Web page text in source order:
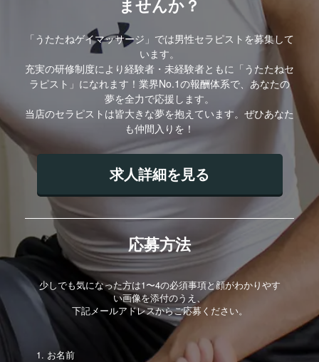
ませんか？
「うたたねゲイマッサージ」では男性セラピストを募集して
います。
充実の研修制度により経験者・未経験者ともに「うたたねセ
ラピスト」になれます！業界No.1の報酬体系で、あなたの
夢を全力で応援します。
当店のセラピストは皆大きな夢を抱えています。ぜひあなた
も仲間入りを！
求人詳細を見る
応募方法
少しでも気になった方は1〜4の必須事項と顔がわかりやす
い画像を添付のうえ、
下記メールアドレスからご応募ください。
お名前